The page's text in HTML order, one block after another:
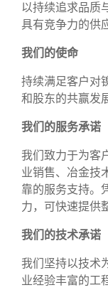
以持续追求品质
具有竞争力的供
我们的使命
持续满足客户对
和股东的共赢发
我们的服务承诺
我们致力于为客
业销售、冶金技
靠的服务支持。
力，可快速提供
我们的技术承诺
我们坚持以技术
业经验丰富的工